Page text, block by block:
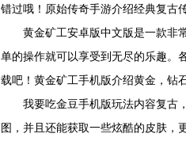
错过哦！原始传奇手游介绍经典复古
黄金矿工安卓版中文版是一款非常
单的操作就可以享受到无尽的乐趣。
载吧！黄金矿工手机版介绍黄金，钻
我要吃金豆手机版玩法内容复古，
图，并且还能获取一些炫酷的皮肤，